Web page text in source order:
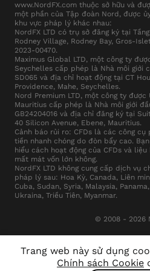
Trang web này sử dụng
Chính sách Cookie
www.NordFX.com thuộc sở hữu và
một phần của Tập đoàn Nord, được
khu vực pháp lý khác nhau:
NordFX LTD có trụ sở đăng ký tại
Rodney Village, Rodney Bay, Gros-
2023-00470.
Maximus Global LTD, một công ty
Seychelles cấp phép là Nhà môi giới
SD065 và địa chỉ hoạt động tại CT
Providence, Mahe, Seychelles.
Nord Premium LTD, một công ty được
Mauritius cấp phép là Nhà môi giới
GB24204016 và địa chỉ đăng ký tại
40 Silicon Avenue, Ebene, Mauritius.
Cảnh báo rủi ro: CFDs là các công
tiền nhanh chóng do đòn bẩy cao.
hiểu cách hoạt động của CFDs và
mất mát vốn lớn không.
NordFX LTD không cung cấp dịch vụ
pháp lý sau: Hoa Kỳ, Canada, Liên
Cuba, Sudan, Syria, Malaysia,
Ukraina, Triều Tiên, Myanmar.
© 2008 - 2026